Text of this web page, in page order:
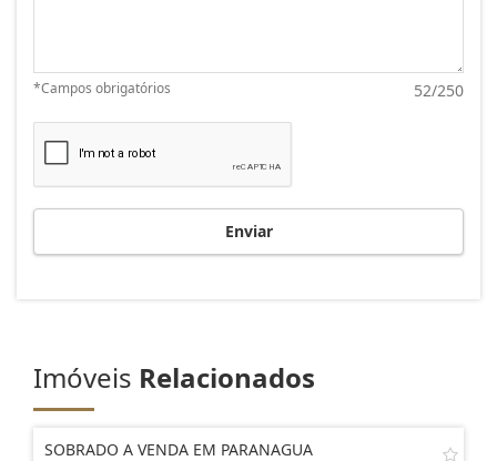
52/250
*Campos obrigatórios
Enviar
Imóveis Relacionados
SOBRADO A VENDA EM PARANAGUA